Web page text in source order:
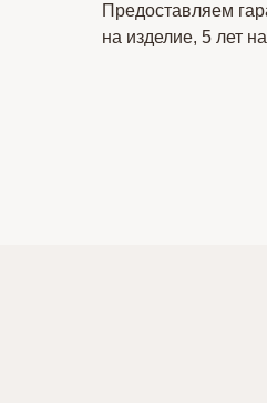
Предоставляем
на изделие, 5 лет